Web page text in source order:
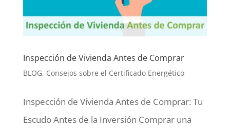
Inspección de Vivienda Antes de Comprar
BLOG, Consejos sobre el Certificado Energético
Inspección de Vivienda Antes de Comprar: Tu
Escudo Antes de la Inversión Comprar una